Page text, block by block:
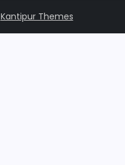
Kantipur Themes